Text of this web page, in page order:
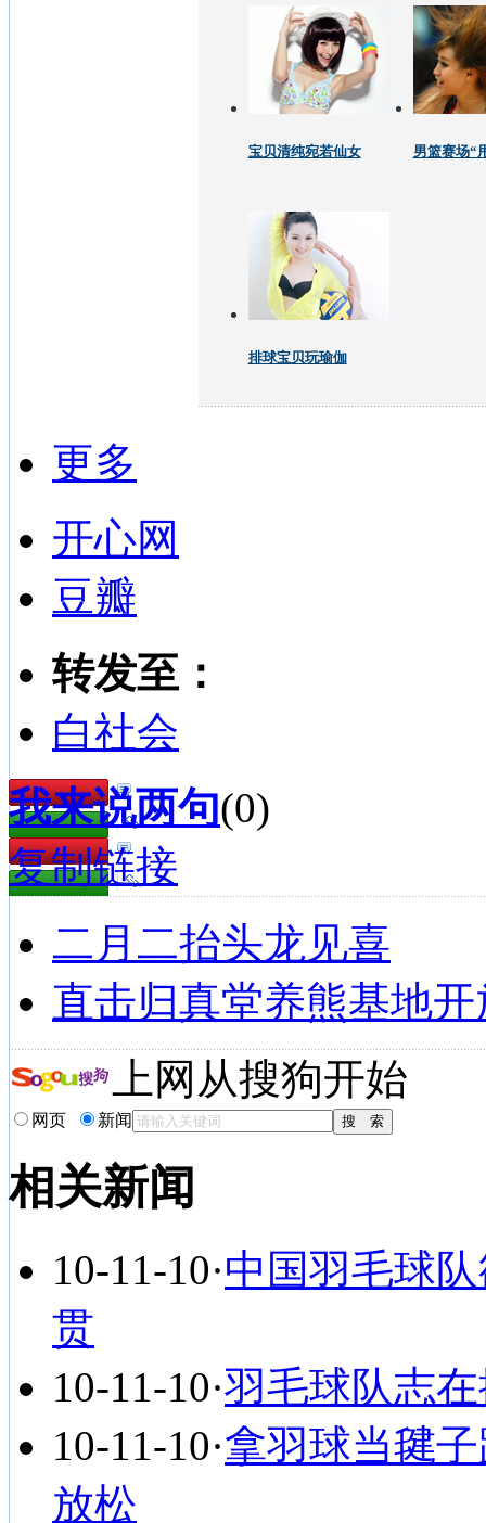
宝贝清纯宛若仙女 男篮赛场“
排球宝贝玩瑜伽
更多
开心网
豆瓣
转发至：
白社会
我来说两句(0)
复制链接
二月二抬头龙见喜
直击归真堂养熊基地开
上网从搜狗开始
网页 新闻
相关新闻
10-11-10·中国羽毛球
贯
10-11-10·羽毛球队志
10-11-10·拿羽球当毽
放松